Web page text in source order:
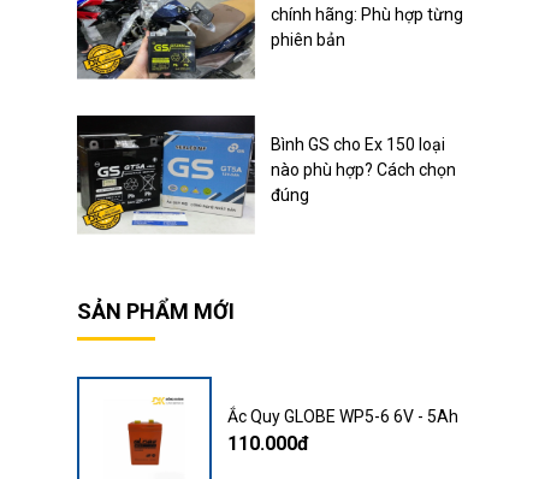
chính hãng: Phù hợp từng
phiên bản
Bình GS cho Ex 150 loại
nào phù hợp? Cách chọn
đúng
SẢN PHẨM MỚI
Ắc Quy GLOBE WP5-6 6V - 5Ah
110.000đ